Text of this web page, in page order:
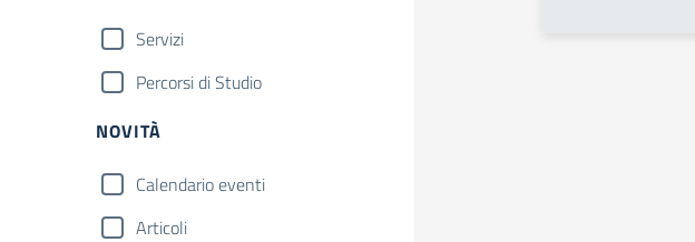
Servizi
Percorsi di Studio
NOVITÀ
Calendario eventi
Articoli